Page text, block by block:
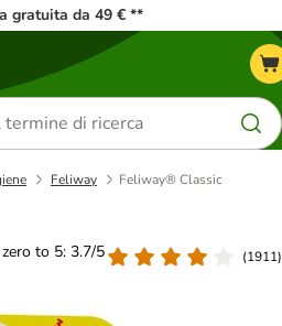
gratuita da 49 € **
Feliway Feliway® Classic
to 5: 3.7/5
(1911)